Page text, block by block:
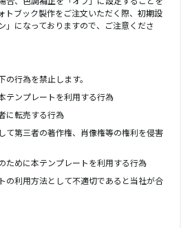
トブック製作をご注文いただく際、初期設
」になっておりますので、ご注意くださ
行為を禁止します。
テンプレートを利用する行為
に転売する行為
て第三者の著作権、肖像権等の権利を侵害
ために本テンプレートを利用する行為
の利用方法として不適切であると当社が合